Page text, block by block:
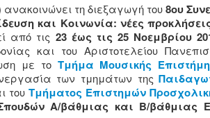
τη διεξαγωγή του8ου
και Κοινωνία: νέες
από τις 23 έως τις 25 Νοεμβρίου
και του Αριστοτελείου
με το Τμήμα Μουσικής
των τμημάτων της
του Τμήματος Επιστημών
Α/βάθμιας και Β/βάθμιας